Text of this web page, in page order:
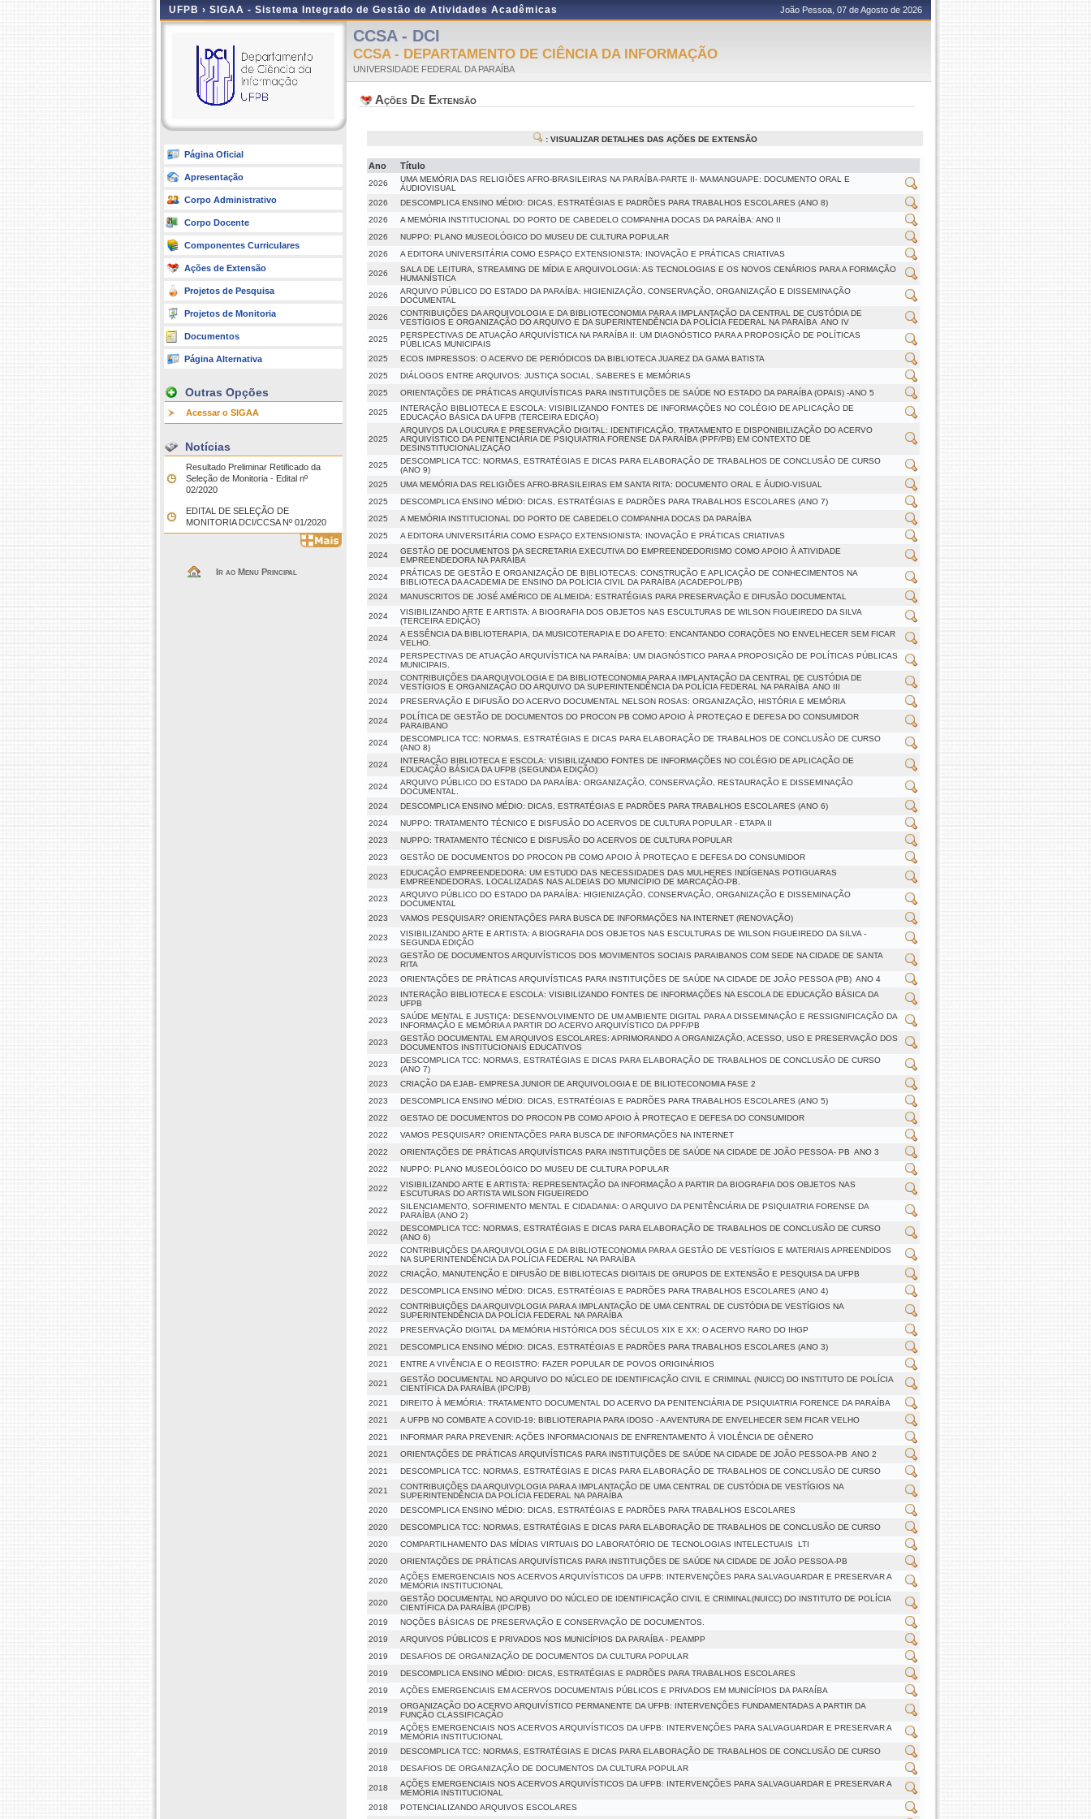
UFPB › SIGAA - Sistema Integrado de Gestão de Atividades Acadêmicas João Pessoa, 07 de Agosto de 2026
Página Oficial
Apresentação
Corpo Administrativo
Corpo Docente
Componentes Curriculares
Ações de Extensão
Projetos de Pesquisa
Projetos de Monitoria
Documentos
Página Alternativa
Outras Opções
Acessar o SIGAA
Notícias
Resultado Preliminar Retificado da
Seleção de Monitoria - Edital nº
02/2020
EDITAL DE SELEÇÃO DE
MONITORIA DCI/CCSA Nº 01/2020
Ir ao Menu Principal
CCSA - DCI
CCSA - DEPARTAMENTO DE CIÊNCIA DA INFORMAÇÃO
UNIVERSIDADE FEDERAL DA PARAÍBA
Ações De Extensão
: VISUALIZAR DETALHES DAS AÇÕES DE EXTENSÃO
Ano Título
2026
UMA MEMÓRIA DAS RELIGIÕES AFRO-BRASILEIRAS NA PARAÍBA-PARTE II- MAMANGUAPE: DOCUMENTO ORAL E
ÁUDIOVISUAL
2026
DESCOMPLICA ENSINO MÉDIO: DICAS, ESTRATÉGIAS E PADRÕES PARA TRABALHOS ESCOLARES (ANO 8)
2026
A MEMÓRIA INSTITUCIONAL DO PORTO DE CABEDELO COMPANHIA DOCAS DA PARAÍBA: ANO II
2026
NUPPO: PLANO MUSEOLÓGICO DO MUSEU DE CULTURA POPULAR
2026
A EDITORA UNIVERSITÁRIA COMO ESPAÇO EXTENSIONISTA: INOVAÇÃO E PRÁTICAS CRIATIVAS
2026
SALA DE LEITURA, STREAMING DE MÍDIA E ARQUIVOLOGIA: AS TECNOLOGIAS E OS NOVOS CENÁRIOS PARA A FORMAÇÃO
HUMANÍSTICA
2026
ARQUIVO PÚBLICO DO ESTADO DA PARAÍBA: HIGIENIZAÇÃO, CONSERVAÇÃO, ORGANIZAÇÃO E DISSEMINAÇÃO
DOCUMENTAL
2026
CONTRIBUIÇÕES DA ARQUIVOLOGIA E DA BIBLIOTECONOMIA PARA A IMPLANTAÇÃO DA CENTRAL DE CUSTÓDIA DE
VESTÍGIOS E ORGANIZAÇÃO DO ARQUIVO E DA SUPERINTENDÊNCIA DA POLÍCIA FEDERAL NA PARAÍBA  ANO IV
2025
PERSPECTIVAS DE ATUAÇÃO ARQUIVÍSTICA NA PARAÍBA II: UM DIAGNÓSTICO PARA A PROPOSIÇÃO DE POLÍTICAS
PÚBLICAS MUNICIPAIS
2025
ECOS IMPRESSOS: O ACERVO DE PERIÓDICOS DA BIBLIOTECA JUAREZ DA GAMA BATISTA
2025
DIÁLOGOS ENTRE ARQUIVOS: JUSTIÇA SOCIAL, SABERES E MEMÓRIAS
2025
ORIENTAÇÕES DE PRÁTICAS ARQUIVÍSTICAS PARA INSTITUIÇÕES DE SAÚDE NO ESTADO DA PARAÍBA (OPAIS) -ANO 5
2025
INTERAÇÃO BIBLIOTECA E ESCOLA: VISIBILIZANDO FONTES DE INFORMAÇÕES NO COLÉGIO DE APLICAÇÃO DE
EDUCAÇÃO BÁSICA DA UFPB (TERCEIRA EDIÇÃO)
2025
ARQUIVOS DA LOUCURA E PRESERVAÇÃO DIGITAL: IDENTIFICAÇÃO, TRATAMENTO E DISPONIBILIZAÇÃO DO ACERVO
ARQUIVÍSTICO DA PENITENCIÁRIA DE PSIQUIATRIA FORENSE DA PARAÍBA (PPF/PB) EM CONTEXTO DE
DESINSTITUCIONALIZAÇÃO
2025
DESCOMPLICA TCC: NORMAS, ESTRATÉGIAS E DICAS PARA ELABORAÇÃO DE TRABALHOS DE CONCLUSÃO DE CURSO
(ANO 9)
2025
UMA MEMÓRIA DAS RELIGIÕES AFRO-BRASILEIRAS EM SANTA RITA: DOCUMENTO ORAL E ÁUDIO-VISUAL
2025
DESCOMPLICA ENSINO MÉDIO: DICAS, ESTRATÉGIAS E PADRÕES PARA TRABALHOS ESCOLARES (ANO 7)
2025
A MEMÓRIA INSTITUCIONAL DO PORTO DE CABEDELO COMPANHIA DOCAS DA PARAÍBA
2025
A EDITORA UNIVERSITÁRIA COMO ESPAÇO EXTENSIONISTA: INOVAÇÃO E PRÁTICAS CRIATIVAS
2024
GESTÃO DE DOCUMENTOS DA SECRETARIA EXECUTIVA DO EMPREENDEDORISMO COMO APOIO À ATIVIDADE
EMPREENDEDORA NA PARAÍBA
2024
PRÁTICAS DE GESTÃO E ORGANIZAÇÃO DE BIBLIOTECAS: CONSTRUÇÃO E APLICAÇÃO DE CONHECIMENTOS NA
BIBLIOTECA DA ACADEMIA DE ENSINO DA POLÍCIA CIVIL DA PARAÍBA (ACADEPOL/PB)
2024
MANUSCRITOS DE JOSÉ AMÉRICO DE ALMEIDA: ESTRATÉGIAS PARA PRESERVAÇÃO E DIFUSÃO DOCUMENTAL
2024
VISIBILIZANDO ARTE E ARTISTA: A BIOGRAFIA DOS OBJETOS NAS ESCULTURAS DE WILSON FIGUEIREDO DA SILVA
(TERCEIRA EDIÇÃO)
2024
A ESSÊNCIA DA BIBLIOTERAPIA, DA MUSICOTERAPIA E DO AFETO: ENCANTANDO CORAÇÕES NO ENVELHECER SEM FICAR
VELHO.
2024
PERSPECTIVAS DE ATUAÇÃO ARQUIVÍSTICA NA PARAÍBA: UM DIAGNÓSTICO PARA A PROPOSIÇÃO DE POLÍTICAS PÚBLICAS
MUNICIPAIS.
2024
CONTRIBUIÇÕES DA ARQUIVOLOGIA E DA BIBLIOTECONOMIA PARA A IMPLANTAÇÃO DA CENTRAL DE CUSTÓDIA DE
VESTÍGIOS E ORGANIZAÇÃO DO ARQUIVO DA SUPERINTENDÊNCIA DA POLÍCIA FEDERAL NA PARAÍBA  ANO III
2024
PRESERVAÇÃO E DIFUSÃO DO ACERVO DOCUMENTAL NELSON ROSAS: ORGANIZAÇÃO, HISTÓRIA E MEMÓRIA
2024
POLÍTICA DE GESTÃO DE DOCUMENTOS DO PROCON PB COMO APOIO À PROTEÇAO E DEFESA DO CONSUMIDOR
PARAIBANO
2024
DESCOMPLICA TCC: NORMAS, ESTRATÉGIAS E DICAS PARA ELABORAÇÃO DE TRABALHOS DE CONCLUSÃO DE CURSO
(ANO 8)
2024
INTERAÇÃO BIBLIOTECA E ESCOLA: VISIBILIZANDO FONTES DE INFORMAÇÕES NO COLÉGIO DE APLICAÇÃO DE
EDUCAÇÃO BÁSICA DA UFPB (SEGUNDA EDIÇÃO)
2024
ARQUIVO PÚBLICO DO ESTADO DA PARAÍBA: ORGANIZAÇÃO, CONSERVAÇÃO, RESTAURAÇÃO E DISSEMINAÇÃO
DOCUMENTAL.
2024
DESCOMPLICA ENSINO MÉDIO: DICAS, ESTRATÉGIAS E PADRÕES PARA TRABALHOS ESCOLARES (ANO 6)
2024
NUPPO: TRATAMENTO TÉCNICO E DISFUSÃO DO ACERVOS DE CULTURA POPULAR - ETAPA II
2023
NUPPO: TRATAMENTO TÉCNICO E DISFUSÃO DO ACERVOS DE CULTURA POPULAR
2023
GESTÃO DE DOCUMENTOS DO PROCON PB COMO APOIO À PROTEÇAO E DEFESA DO CONSUMIDOR
2023
EDUCAÇÃO EMPREENDEDORA: UM ESTUDO DAS NECESSIDADES DAS MULHERES INDÍGENAS POTIGUARAS
EMPREENDEDORAS, LOCALIZADAS NAS ALDEIAS DO MUNICÍPIO DE MARCAÇÃO-PB.
2023
ARQUIVO PÚBLICO DO ESTADO DA PARAÍBA: HIGIENIZAÇÃO, CONSERVAÇÃO, ORGANIZAÇÃO E DISSEMINAÇÃO
DOCUMENTAL
2023
VAMOS PESQUISAR? ORIENTAÇÕES PARA BUSCA DE INFORMAÇÕES NA INTERNET (RENOVAÇÃO)
2023
VISIBILIZANDO ARTE E ARTISTA: A BIOGRAFIA DOS OBJETOS NAS ESCULTURAS DE WILSON FIGUEIREDO DA SILVA -
SEGUNDA EDIÇÃO
2023
GESTÃO DE DOCUMENTOS ARQUIVÍSTICOS DOS MOVIMENTOS SOCIAIS PARAIBANOS COM SEDE NA CIDADE DE SANTA
RITA
2023
ORIENTAÇÕES DE PRÁTICAS ARQUIVÍSTICAS PARA INSTITUIÇÕES DE SAÚDE NA CIDADE DE JOÃO PESSOA (PB)  ANO 4
2023
INTERAÇÃO BIBLIOTECA E ESCOLA: VISIBILIZANDO FONTES DE INFORMAÇÕES NA ESCOLA DE EDUCAÇÃO BÁSICA DA
UFPB
2023
SAÚDE MENTAL E JUSTIÇA: DESENVOLVIMENTO DE UM AMBIENTE DIGITAL PARA A DISSEMINAÇÃO E RESSIGNIFICAÇÃO DA
INFORMAÇÃO E MEMÓRIA A PARTIR DO ACERVO ARQUIVÍSTICO DA PPF/PB
2023
GESTÃO DOCUMENTAL EM ARQUIVOS ESCOLARES: APRIMORANDO A ORGANIZAÇÃO, ACESSO, USO E PRESERVAÇÃO DOS
DOCUMENTOS INSTITUCIONAIS EDUCATIVOS
2023
DESCOMPLICA TCC: NORMAS, ESTRATÉGIAS E DICAS PARA ELABORAÇÃO DE TRABALHOS DE CONCLUSÃO DE CURSO
(ANO 7)
2023
CRIAÇÃO DA EJAB- EMPRESA JUNIOR DE ARQUIVOLOGIA E DE BILIOTECONOMIA FASE 2
2023
DESCOMPLICA ENSINO MÉDIO: DICAS, ESTRATÉGIAS E PADRÕES PARA TRABALHOS ESCOLARES (ANO 5)
2022
GESTAO DE DOCUMENTOS DO PROCON PB COMO APOIO À PROTEÇAO E DEFESA DO CONSUMIDOR
2022
VAMOS PESQUISAR? ORIENTAÇÕES PARA BUSCA DE INFORMAÇÕES NA INTERNET
2022
ORIENTAÇÕES DE PRÁTICAS ARQUIVÍSTICAS PARA INSTITUIÇÕES DE SAÚDE NA CIDADE DE JOÃO PESSOA- PB  ANO 3
2022
NUPPO: PLANO MUSEOLÓGICO DO MUSEU DE CULTURA POPULAR
2022
VISIBILIZANDO ARTE E ARTISTA: REPRESENTAÇÃO DA INFORMAÇÃO A PARTIR DA BIOGRAFIA DOS OBJETOS NAS
ESCUTURAS DO ARTISTA WILSON FIGUEIREDO
2022
SILENCIAMENTO, SOFRIMENTO MENTAL E CIDADANIA: O ARQUIVO DA PENITÊNCIÁRIA DE PSIQUIATRIA FORENSE DA
PARAÍBA (ANO 2)
2022
DESCOMPLICA TCC: NORMAS, ESTRATÉGIAS E DICAS PARA ELABORAÇÃO DE TRABALHOS DE CONCLUSÃO DE CURSO
(ANO 6)
2022
CONTRIBUIÇÕES DA ARQUIVOLOGIA E DA BIBLIOTECONOMIA PARA A GESTÃO DE VESTÍGIOS E MATERIAIS APREENDIDOS
NA SUPERINTENDÊNCIA DA POLÍCIA FEDERAL NA PARAÍBA
2022
CRIAÇÃO, MANUTENÇÃO E DIFUSÃO DE BIBLIOTECAS DIGITAIS DE GRUPOS DE EXTENSÃO E PESQUISA DA UFPB
2022
DESCOMPLICA ENSINO MÉDIO: DICAS, ESTRATÉGIAS E PADRÕES PARA TRABALHOS ESCOLARES (ANO 4)
2022
CONTRIBUIÇÕES DA ARQUIVOLOGIA PARA A IMPLANTAÇÃO DE UMA CENTRAL DE CUSTÓDIA DE VESTÍGIOS NA
SUPERINTENDÊNCIA DA POLÍCIA FEDERAL NA PARAÍBA
2022
PRESERVAÇÃO DIGITAL DA MEMÓRIA HISTÓRICA DOS SÉCULOS XIX E XX: O ACERVO RARO DO IHGP
2021
DESCOMPLICA ENSINO MÉDIO: DICAS, ESTRATÉGIAS E PADRÕES PARA TRABALHOS ESCOLARES (ANO 3)
2021
ENTRE A VIVÊNCIA E O REGISTRO: FAZER POPULAR DE POVOS ORIGINÁRIOS
2021
GESTÃO DOCUMENTAL NO ARQUIVO DO NÚCLEO DE IDENTIFICAÇÃO CIVIL E CRIMINAL (NUICC) DO INSTITUTO DE POLÍCIA
CIENTÍFICA DA PARAÍBA (IPC/PB)
2021
DIREITO À MEMÓRIA: TRATAMENTO DOCUMENTAL DO ACERVO DA PENITENCIÁRIA DE PSIQUIATRIA FORENCE DA PARAÍBA
2021
A UFPB NO COMBATE A COVID-19: BIBLIOTERAPIA PARA IDOSO - A AVENTURA DE ENVELHECER SEM FICAR VELHO
2021
INFORMAR PARA PREVENIR: AÇÕES INFORMACIONAIS DE ENFRENTAMENTO À VIOLÊNCIA DE GÊNERO
2021
ORIENTAÇÕES DE PRÁTICAS ARQUIVÍSTICAS PARA INSTITUIÇÕES DE SAÚDE NA CIDADE DE JOÃO PESSOA-PB  ANO 2
2021
DESCOMPLICA TCC: NORMAS, ESTRATÉGIAS E DICAS PARA ELABORAÇÃO DE TRABALHOS DE CONCLUSÃO DE CURSO
2021
CONTRIBUIÇÕES DA ARQUIVOLOGIA PARA A IMPLANTAÇÃO DE UMA CENTRAL DE CUSTÓDIA DE VESTÍGIOS NA
SUPERINTENDÊNCIA DA POLÍCIA FEDERAL NA PARAÍBA
2020
DESCOMPLICA ENSINO MÉDIO: DICAS, ESTRATÉGIAS E PADRÕES PARA TRABALHOS ESCOLARES
2020
DESCOMPLICA TCC: NORMAS, ESTRATÉGIAS E DICAS PARA ELABORAÇÃO DE TRABALHOS DE CONCLUSÃO DE CURSO
2020
COMPARTILHAMENTO DAS MÍDIAS VIRTUAIS DO LABORATÓRIO DE TECNOLOGIAS INTELECTUAIS  LTI
2020
ORIENTAÇÕES DE PRÁTICAS ARQUIVÍSTICAS PARA INSTITUIÇÕES DE SAÚDE NA CIDADE DE JOÃO PESSOA-PB
2020
AÇÕES EMERGENCIAIS NOS ACERVOS ARQUIVÍSTICOS DA UFPB: INTERVENÇÕES PARA SALVAGUARDAR E PRESERVAR A
MEMÓRIA INSTITUCIONAL
2020
GESTÃO DOCUMENTAL NO ARQUIVO DO NÚCLEO DE IDENTIFICAÇÃO CIVIL E CRIMINAL(NUICC) DO INSTITUTO DE POLÍCIA
CIENTÍFICA DA PARAÍBA (IPC/PB)
2019
NOÇÕES BÁSICAS DE PRESERVAÇÃO E CONSERVAÇÃO DE DOCUMENTOS.
2019
ARQUIVOS PÚBLICOS E PRIVADOS NOS MUNICÍPIOS DA PARAÍBA - PEAMPP
2019
DESAFIOS DE ORGANIZAÇÃO DE DOCUMENTOS DA CULTURA POPULAR
2019
DESCOMPLICA ENSINO MÉDIO: DICAS, ESTRATÉGIAS E PADRÕES PARA TRABALHOS ESCOLARES
2019
AÇÕES EMERGENCIAIS EM ACERVOS DOCUMENTAIS PÚBLICOS E PRIVADOS EM MUNICÍPIOS DA PARAÍBA
2019
ORGANIZAÇÃO DO ACERVO ARQUIVÍSTICO PERMANENTE DA UFPB: INTERVENÇÕES FUNDAMENTADAS A PARTIR DA
FUNÇÃO CLASSIFICAÇÃO
2019
AÇÕES EMERGENCIAIS NOS ACERVOS ARQUIVÍSTICOS DA UFPB: INTERVENÇÕES PARA SALVAGUARDAR E PRESERVAR A
MEMÓRIA INSTITUCIONAL
2019
DESCOMPLICA TCC: NORMAS, ESTRATÉGIAS E DICAS PARA ELABORAÇÃO DE TRABALHOS DE CONCLUSÃO DE CURSO
2018
DESAFIOS DE ORGANIZAÇÃO DE DOCUMENTOS DA CULTURA POPULAR
2018
AÇÕES EMERGENCIAIS NOS ACERVOS ARQUIVÍSTICOS DA UFPB: INTERVENÇÕES PARA SALVAGUARDAR E PRESERVAR A
MEMÓRIA INSTITUCIONAL
2018
POTENCIALIZANDO ARQUIVOS ESCOLARES